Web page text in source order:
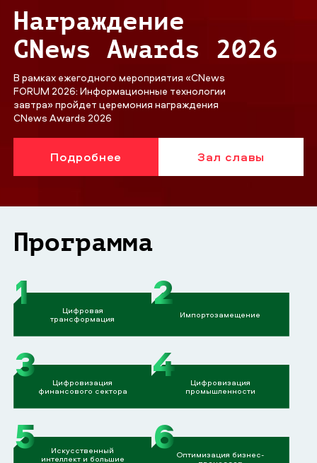
Награждение
CNews Awards 2026
В рамках ежегодного мероприятия «CNews
FORUM 2026: Информационные технологии
завтра» пройдет церемония награждения
CNews Awards 2026
Подробнее Зал славы
Программа
1
Цифровая
трансформация
2 Импортозамещение
3
Цифровизация
финансового сектора
4
Цифровизация
промышленности
5
Искусственный
интеллект и большие
6Оптимизация бизнес-